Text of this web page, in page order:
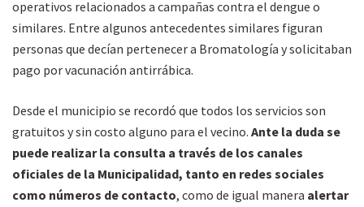
operativos relacionados a campañas contra el dengue o
similares. Entre algunos antecedentes similares figuran
personas que decían pertenecer a Bromatología y solicitaban
pago por vacunación antirrábica.
Desde el municipio se recordó que todos los servicios son
gratuitos y sin costo alguno para el vecino. Ante la duda se
puede realizar la consulta a través de los canales
oficiales de la Municipalidad, tanto en redes sociales
como números de contacto, como de igual manera alertar